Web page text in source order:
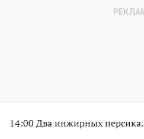
14:00 Два инжирных персика.